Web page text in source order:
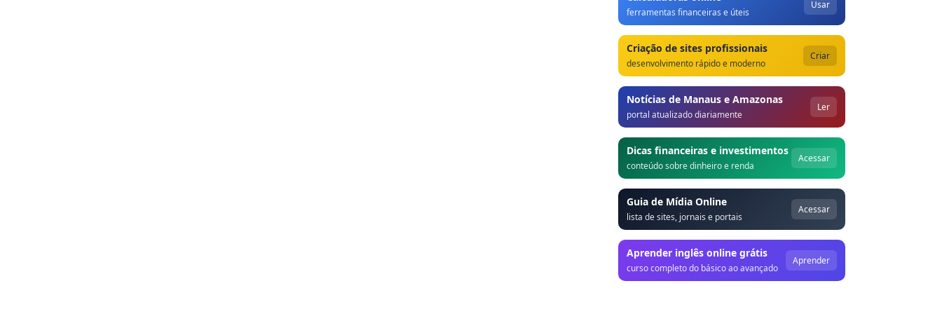
ferramentas financeiras e úteis
Usar
Criação de sites profissionais
desenvolvimento rápido e moderno
Criar
Notícias de Manaus e Amazonas
portal atualizado diariamente
Ler
Dicas financeiras e investimentos
conteúdo sobre dinheiro e renda
Acessar
Guia de Mídia Online
lista de sites, jornais e portais
Acessar
Aprender inglês online grátis
curso completo do básico ao avançado
Aprender